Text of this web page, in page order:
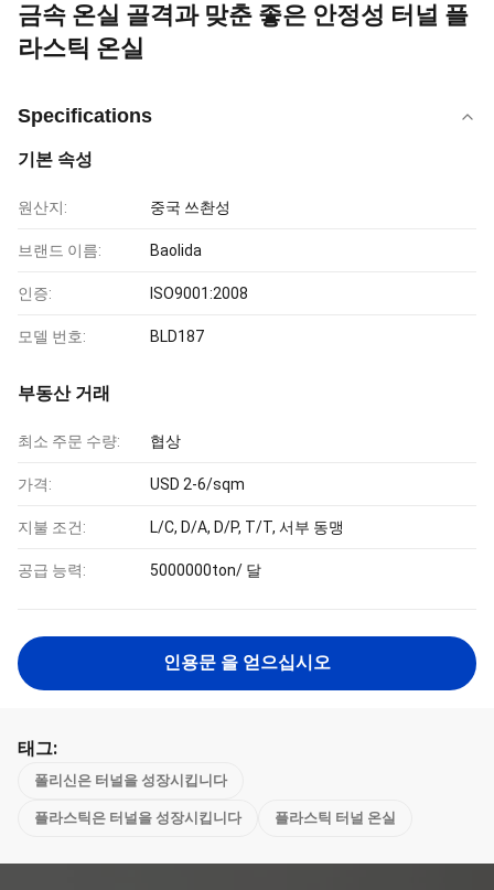
금속 온실 골격과 맞춘 좋은 안정성 터널 플
라스틱 온실
Specifications
기본 속성
원산지: 중국 쓰촨성
브랜드 이름: Baolida
인증: ISO9001:2008
모델 번호: BLD187
부동산 거래
최소 주문 수량: 협상
가격: USD 2-6/sqm
지불 조건: L/C, D/A, D/P, T/T, 서부 동맹
공급 능력: 5000000ton/ 달
인용문 을 얻으십시오
태그:
폴리신은 터널을 성장시킵니다
플라스틱은 터널을 성장시킵니다 플라스틱 터널 온실